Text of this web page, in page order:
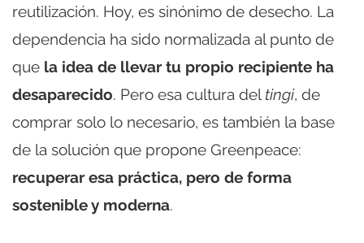
reutilización. Hoy, es sinónimo de desecho. La
dependencia ha sido normalizada al punto de
que la idea de llevar tu propio recipiente ha
desaparecido. Pero esa cultura del tingi, de
comprar solo lo necesario, es también la base
de la solución que propone Greenpeace:
recuperar esa práctica, pero de forma
sostenible y moderna.